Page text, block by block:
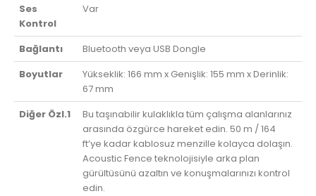
Ses
Kontrol
Var
Bağlantı
Bluetooth veya USB Dongle
Boyutlar
Yükseklik: 166 mm x Genişlik: 155 mm x Derinlik:
67 mm
Diğer Özl.1
Bu taşınabilir kulaklıkla tüm çalışma alanlarınız
arasında özgürce hareket edin. 50 m / 164
ft’ye kadar kablosuz menzille kolayca dolaşın.
Acoustic Fence teknolojisiyle arka plan
gürültüsünü azaltın ve konuşmalarınızı kontrol
edin.